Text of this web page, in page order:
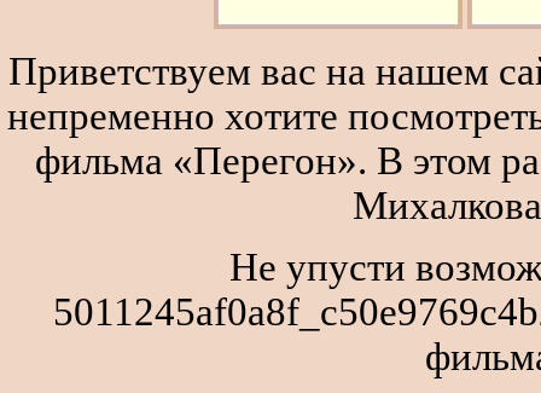
Приветствуем вас на нашем
непременно хотите
фильма «Перегон». В этом
Не упусти